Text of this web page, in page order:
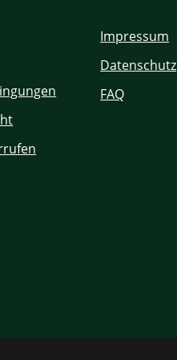
Impressum
Datenschutz
FAQ